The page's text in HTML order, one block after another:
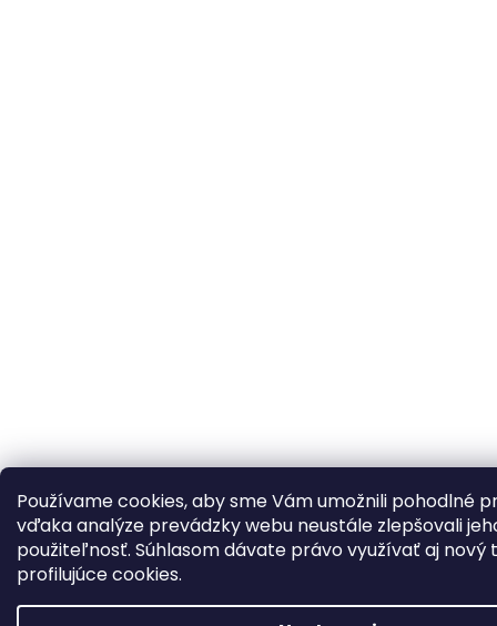
Používame cookies, aby sme Vám umožnili pohodlné
vďaka analýze prevádzky webu neustále zlepšovali
použiteľnosť. Súhlasom dávate právo využívať aj nový
profilujúce cookies.